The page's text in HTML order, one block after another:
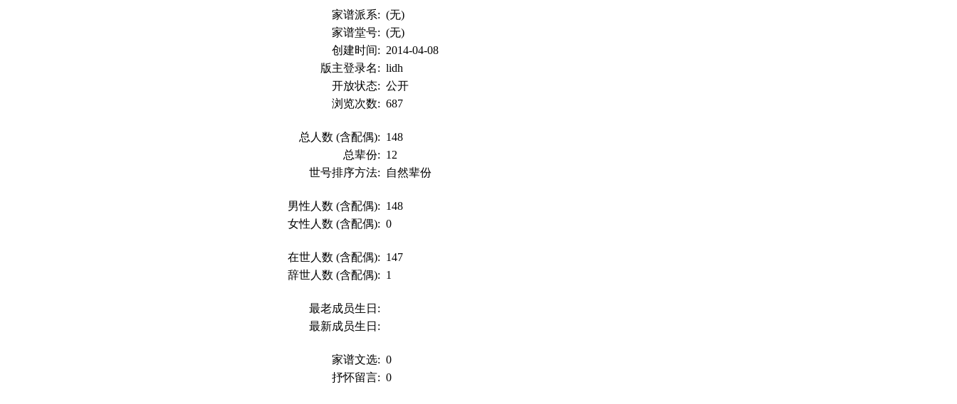
家谱派系: (无)
家谱堂号: (无)
创建时间: 2014-04-08
版主登录名: lidh
开放状态: 公开
浏览次数: 687
总人数 (含配偶): 148
总辈份: 12
世号排序方法:
自然辈份
男性人数 (含配偶): 148
女性人数 (含配偶): 0
在世人数 (含配偶): 147
辞世人数 (含配偶): 1
最老成员生日:
最新成员生日:
家谱文选: 0
抒怀留言: 0